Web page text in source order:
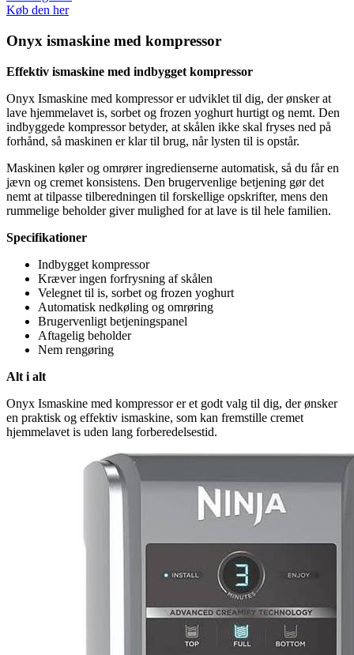
Køb den her
Onyx ismaskine med kompressor
Effektiv ismaskine med indbygget kompressor
Onyx Ismaskine med kompressor er udviklet til dig, der ønsker at
lave hjemmelavet is, sorbet og frozen yoghurt hurtigt og nemt. Den
indbyggede kompressor betyder, at skålen ikke skal fryses ned på
forhånd, så maskinen er klar til brug, når lysten til is opstår.
Maskinen køler og omrører ingredienserne automatisk, så du får en
jævn og cremet konsistens. Den brugervenlige betjening gør det
nemt at tilpasse tilberedningen til forskellige opskrifter, mens den
rummelige beholder giver mulighed for at lave is til hele familien.
Specifikationer
Indbygget kompressor
Kræver ingen forfrysning af skålen
Velegnet til is, sorbet og frozen yoghurt
Automatisk nedkøling og omrøring
Brugervenligt betjeningspanel
Aftagelig beholder
Nem rengøring
Alt i alt
Onyx Ismaskine med kompressor er et godt valg til dig, der ønsker
en praktisk og effektiv ismaskine, som kan fremstille cremet
hjemmelavet is uden lang forberedelsestid.